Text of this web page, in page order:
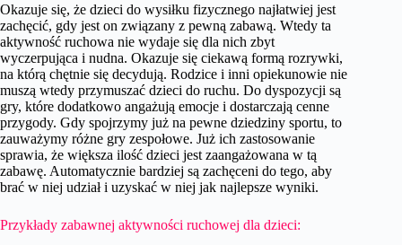
Okazuje się, że dzieci do wysiłku fizycznego najłatwiej jest
zachęcić, gdy jest on związany z pewną zabawą. Wtedy ta
aktywność ruchowa nie wydaje się dla nich zbyt
wyczerpująca i nudna. Okazuje się ciekawą formą rozrywki,
na którą chętnie się decydują. Rodzice i inni opiekunowie nie
muszą wtedy przymuszać dzieci do ruchu. Do dyspozycji są
gry, które dodatkowo angażują emocje i dostarczają cenne
przygody. Gdy spojrzymy już na pewne dziedziny sportu, to
zauważymy różne gry zespołowe. Już ich zastosowanie
sprawia, że większa ilość dzieci jest zaangażowana w tą
zabawę. Automatycznie bardziej są zachęceni do tego, aby
brać w niej udział i uzyskać w niej jak najlepsze wyniki.
Przykłady zabawnej aktywności ruchowej dla dzieci: